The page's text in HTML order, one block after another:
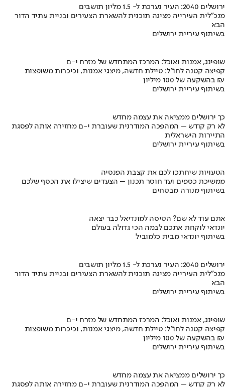
ירושלים 2040: העיר נערכת ל- 1.5 מליון תושבים
מנכ"לית העירייה מציגה תוכנית להשארת הצעירים ובניית עתיד הדור
הבא
בשיתוף עיריית ירושלים
שופינג, אמנות ואוכל: המרכז המתחדש של מזרח י-ם
קפיצה קטנה לחו"ל: טיילת חדשה, מיצגי אמנות, וכיכרות משופצות
בהשקעה של 100 מיליון ₪
בשיתוף עיריית ירושלים
כך ירושלים ממציאה את עצמה מחדש
לא רק קודש – המהפכה המודרנית שעוברת י-ם מחזירה אותה לפסגת
התיירות הישראלית
בשיתוף עיריית ירושלים
הטעויות שיחתכו לכם את קצבת הפנסיה
ממשיכת כספים ועד חוסר תכנון – הצעדים שיצילו את הכסף שלכם
בשיתוף מנורה מבטחים
אתם עוד לא שם? הטיסה למונדיאל כבר יצאה
יונדאי לוקחת אתכם לבמה הכי גדולה בעולם
בשיתוף יונדאי מבית כלמוביל
ירושלים 2040: העיר נערכת ל- 1.5 מליון תושבים
מנכ"לית העירייה מציגה תוכנית להשארת הצעירים ובניית עתיד הדור
הבא
בשיתוף עיריית ירושלים
שופינג, אמנות ואוכל: המרכז המתחדש של מזרח י-ם
קפיצה קטנה לחו"ל: טיילת חדשה, מיצגי אמנות, וכיכרות משופצות
בהשקעה של 100 מיליון ₪
בשיתוף עיריית ירושלים
כך ירושלים ממציאה את עצמה מחדש
לא רק קודש – המהפכה המודרנית שעוברת י-ם מחזירה אותה לפסגת